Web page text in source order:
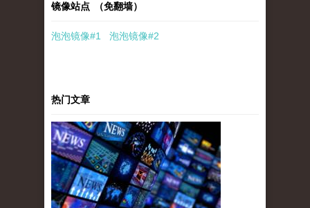
镜像站点 （免翻墙）
泡泡镜像#1 泡泡镜像#2
热门文章